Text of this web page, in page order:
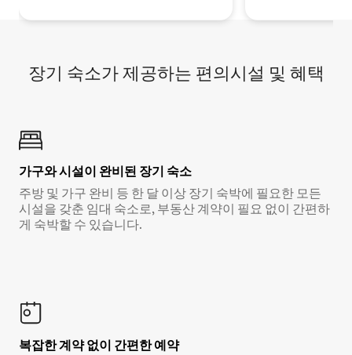
장기 숙소가 제공하는 편의시설 및 혜택
가구와 시설이 완비된 장기 숙소
주방 및 가구 완비 등 한 달 이상 장기 숙박에 필요한 모든
시설을 갖춘 임대 숙소로, 부동산 계약이 필요 없이 간편하
게 숙박할 수 있습니다.
복잡한 계약 없이 간편한 예약